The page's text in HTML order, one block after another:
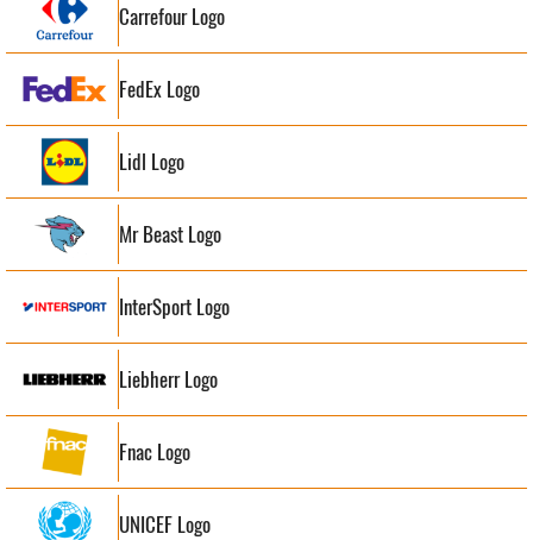
Carrefour Logo
FedEx Logo
Lidl Logo
Mr Beast Logo
InterSport Logo
Liebherr Logo
Fnac Logo
UNICEF Logo